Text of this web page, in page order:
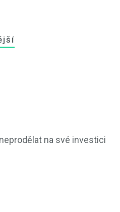
na své investici